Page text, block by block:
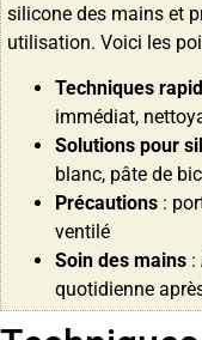
silicone des mains et
utilisation. Voici les
Techniques
immédiat,
Solutions pour
blanc, pâte de
Précautions :
ventilé
Soin des mains :
quotidienne